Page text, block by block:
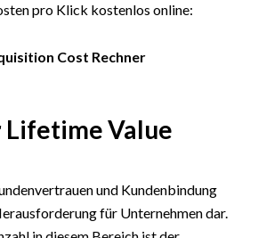
pro Klick kostenlos online:
Cost Rechner
Lifetime Value
und Kundenbindung
für Unternehmen dar.